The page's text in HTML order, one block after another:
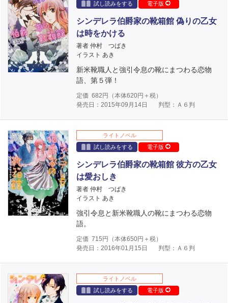
試し読みをする
電子版
シンデレラ伯爵家の靴箱館 偽りの乙女
は時をかける
著者 仲村 つばき
イラスト あき
新米靴職人と強引令息の靴にまつわる恋物
語、第５弾！
定価 682 円（本体620円＋税）
発売日：2015年09月14日
判型：Ａ６判
ライトノベル
試し読みをする
電子版
シンデレラ伯爵家の靴箱館 彼方の乙女
は愛おしき
著者 仲村 つばき
イラスト あき
強引令息と新米靴職人の靴にまつわる恋物
語。
定価 715 円（本体650円＋税）
発売日：2016年01月15日
判型：Ａ６判
ライトノベル
試し読みをする
電子版